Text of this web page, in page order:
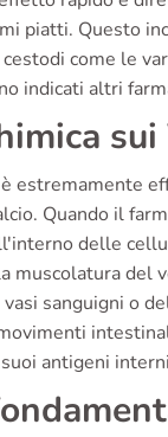
piatti. Questo
come le
indicati altri
estremamente
Quando il
delle
muscolatura del
sanguigni o
antigeni